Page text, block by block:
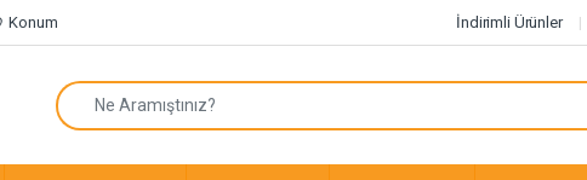
Konum İndirimli Ürünler
Arayın: